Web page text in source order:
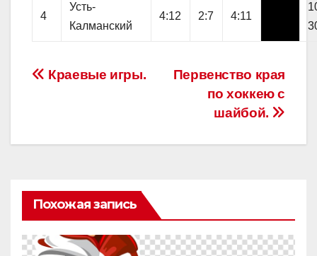
4
Усть-
Калманский
4:12 2:7 4:11
Навигация
записям
Первенство края
по хоккею с
шайбой.
Краевые игры.
Похожая запись